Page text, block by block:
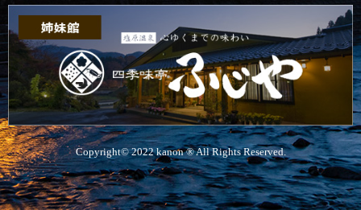
Copyright© 2022 kanon ® All Rights Reserved.